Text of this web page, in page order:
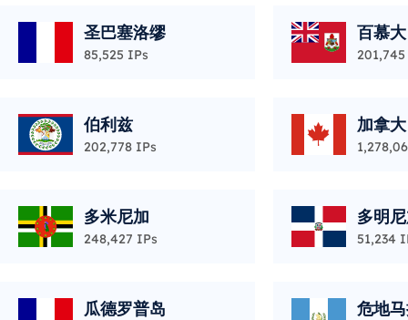
圣巴塞洛缪
85,525 IPs
百慕大
伯利兹
202,778 IPs
加拿大
多米尼加
248,427 IPs
多明
51,234
瓜德罗普岛 危地